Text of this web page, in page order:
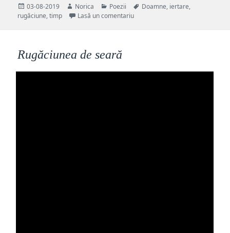
Publicat
pe
03-08-2019 Autor
Norica Categorii
Poezii Etichete
Doamne, iertare,
rugăciune,timp Lasă un comentariula Întins-am mâna, Doamne
Rugăciunea de seară